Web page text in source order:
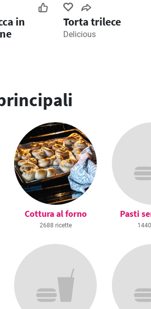
in
Torta trilece
Delicious
Cottura al forno
2688 ricette
Pasti